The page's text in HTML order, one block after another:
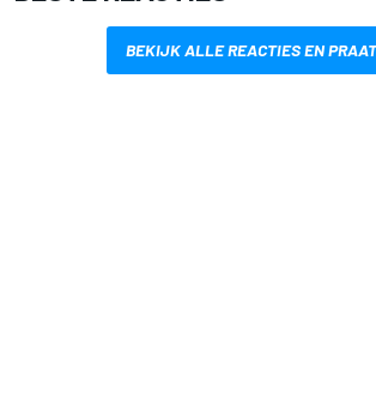
BEKIJK ALLE REACTIES EN